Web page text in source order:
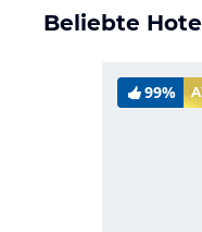
Beliebte
99%